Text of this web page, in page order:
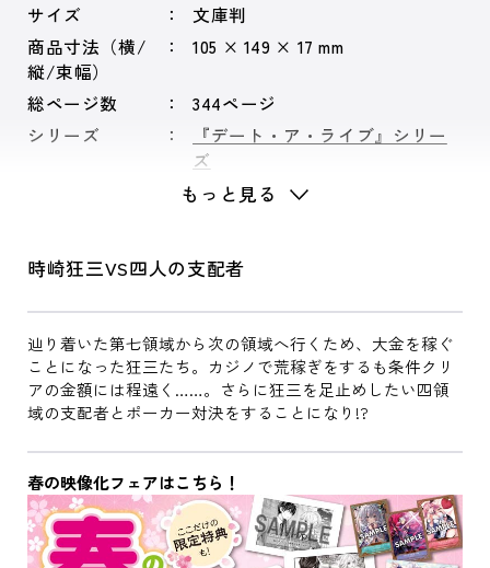
サイズ
文庫判
商品寸法（横/
縦/束幅）
105 × 149 × 17 mm
総ページ数
344ページ
シリーズ
『デート・ア・ライブ』シリー
ズ
もっと見る
時崎狂三VS四人の支配者
辿り着いた第七領域から次の領域へ行くため、大金を稼ぐ
ことになった狂三たち。カジノで荒稼ぎをするも条件クリ
アの金額には程遠く……。さらに狂三を足止めしたい四領
域の支配者とポーカー対決をすることになり!?
春の映像化フェアはこちら！